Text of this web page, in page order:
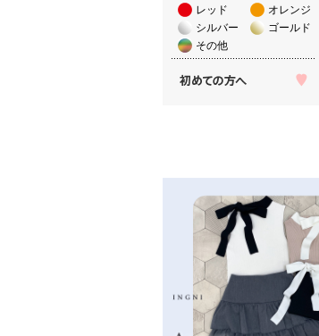
レッド
オレンジ
シルバー
ゴールド
その他